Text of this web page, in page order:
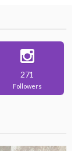
271
Followers